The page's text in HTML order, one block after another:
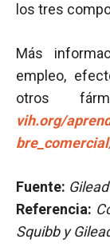
los tres
Más
empleo,
otros
vih.org/
Fuente:
Referencia:
Squibb y